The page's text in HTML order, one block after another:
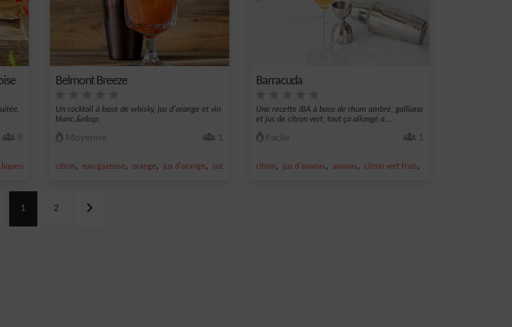
8
liqueur de peche
Belmont Breeze
Un cocktail à base de whisky, jus d'orange et vin
blanc.&nbsp;
Moyenne 1
citron, eau gazeuse, orange, jus d'orange, sucre
Barracuda
Une recette IBA à base de rhum ambré, galliano
et jus de citron vert, tout ça allongé a...
Facile 1
citron, jus d'ananas, ananas, citron vert frais,
1 2